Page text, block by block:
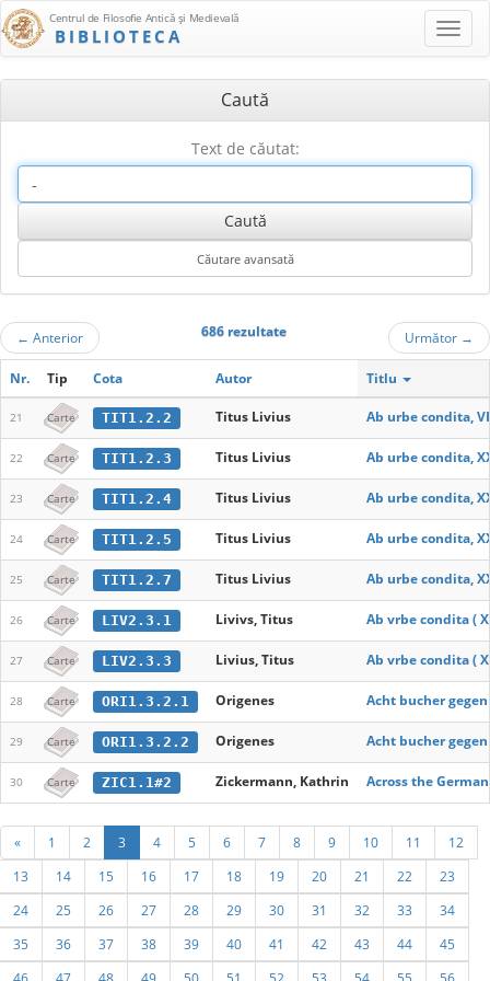
Centrul de Filosofie Antică şi Medievală
BIBLIOTECA
Caută
Text de căutat:
← Anterior 686 rezultate Următor →
Nr. Tip Cota Autor Titlu
21 Carte TIT1.2.2 Titus Livius Ab urbe condita,
22 Carte TIT1.2.3 Titus Livius Ab urbe condita,
23 Carte TIT1.2.4 Titus Livius Ab urbe condita,
24 Carte TIT1.2.5 Titus Livius Ab urbe condita,
25 Carte TIT1.2.7 Titus Livius Ab urbe condita,
26 Carte LIV2.3.1 Livivs, Titus Ab vrbe condita (
27 Carte LIV2.3.3 Livius, Titus Ab vrbe condita (
28 Carte ORI1.3.2.1 Origenes Acht bucher
29 Carte ORI1.3.2.2 Origenes Acht bucher
30 Carte ZIC1.1#2 Zickermann, Kathrin Across the
« 1 2 3 4 5 6 7 8 9 10 11
12
13
14 15 16 17 18 19 20 21 22
23
24
25 26 27 28 29 30 31 32 33
34
35
36 37 38 39 40 41 42 43 44
45